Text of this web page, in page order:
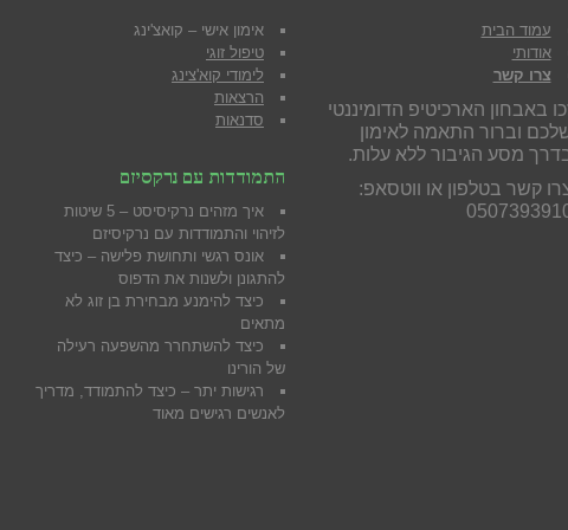
עמוד הבית
אודותי
צרו קשר
באבחון הארכיטיפ הדומיננטי
וברור התאמה לאימון
מסע הגיבור ללא עלות.
קשר בטלפון או ווטסאפ:
אימון אישי – קואצ'ינג
טיפול זוגי
לימודי קוא'צינג
הרצאות
סדנאות
התמודדות עם נרקסיזם
איך מזהים נרקיסיסט – 5 שיטות
לזיהוי והתמודדות עם נרקיסיזם
אונס רגשי ותחושת פלישה – כיצד
להתגונן ולשנות את הדפוס
כיצד להימנע מבחירת בן זוג לא
מתאים
כיצד להשתחרר מהשפעה רעילה
של הורינו
רגישות יתר – כיצד להתמודד, מדריך
לאנשים רגישים מאוד